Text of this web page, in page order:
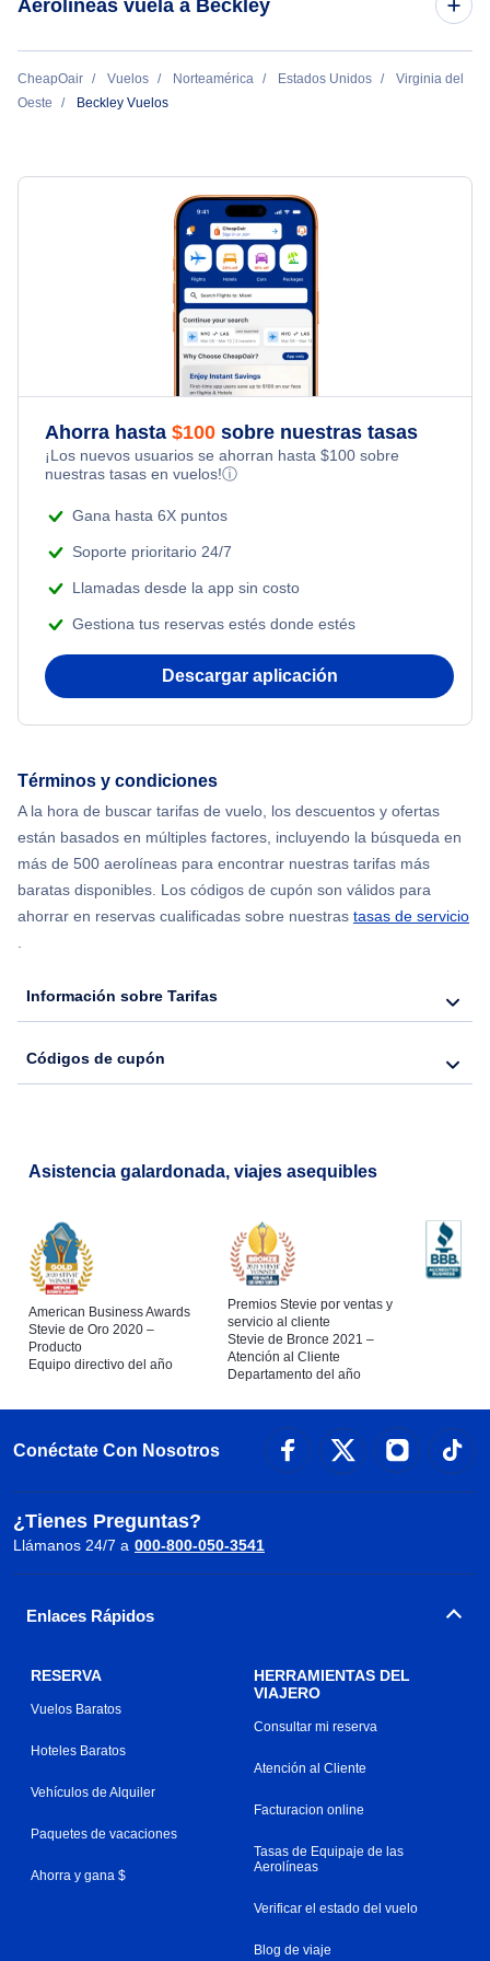
Roanoke Vuelos
Aerolíneas vuela a Beckley
Contour Airlines
CheapOair Vuelos Norteamérica Estados Unidos
Virginia del
Oeste
Beckley Vuelos
Ahorra hasta $100 sobre nuestras tasas
¡Los nuevos usuarios se ahorran hasta $100 sobre
nuestras tasas en vuelos!ⓘ
Gana hasta 6X puntos
Soporte prioritario 24/7
Llamadas desde la app sin costo
Gestiona tus reservas estés donde estés
Descargar aplicación
Términos y condiciones
A la hora de buscar tarifas de vuelo, los descuentos y ofertas
están basados en múltiples factores, incluyendo la búsqueda en
más de 500 aerolíneas para encontrar nuestras tarifas más
baratas disponibles. Los códigos de cupón son válidos para
ahorrar en reservas cualificadas sobre nuestras tasas de servicio
.
Información sobre Tarifas
Códigos de cupón
Asistencia galardonada, viajes asequibles
American Business Awards
Stevie de Oro 2020 –
Producto
Equipo directivo del año
Premios Stevie por ventas y
servicio al cliente
Stevie de Bronce 2021 –
Atención al Cliente
Departamento del año
Conéctate Con Nosotros
¿Tienes Preguntas?
Llámanos 24/7 a 000-800-050-3541
Enlaces Rápidos
RESERVA
Vuelos Baratos
Hoteles Baratos
Vehículos de Alquiler
Paquetes de vacaciones
Ahorra y gana $
HERRAMIENTAS DEL
VIAJERO
Consultar mi reserva
Atención al Cliente
Facturacion online
Tasas de Equipaje de las
Aerolíneas
Verificar el estado del vuelo
Blog de viaje